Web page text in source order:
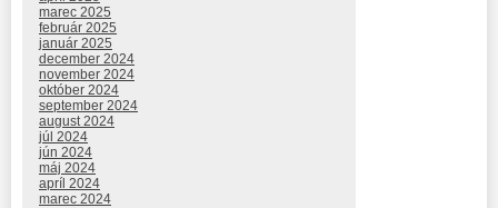
marec 2025
február 2025
január 2025
december 2024
november 2024
október 2024
september 2024
august 2024
júl 2024
jún 2024
máj 2024
apríl 2024
marec 2024